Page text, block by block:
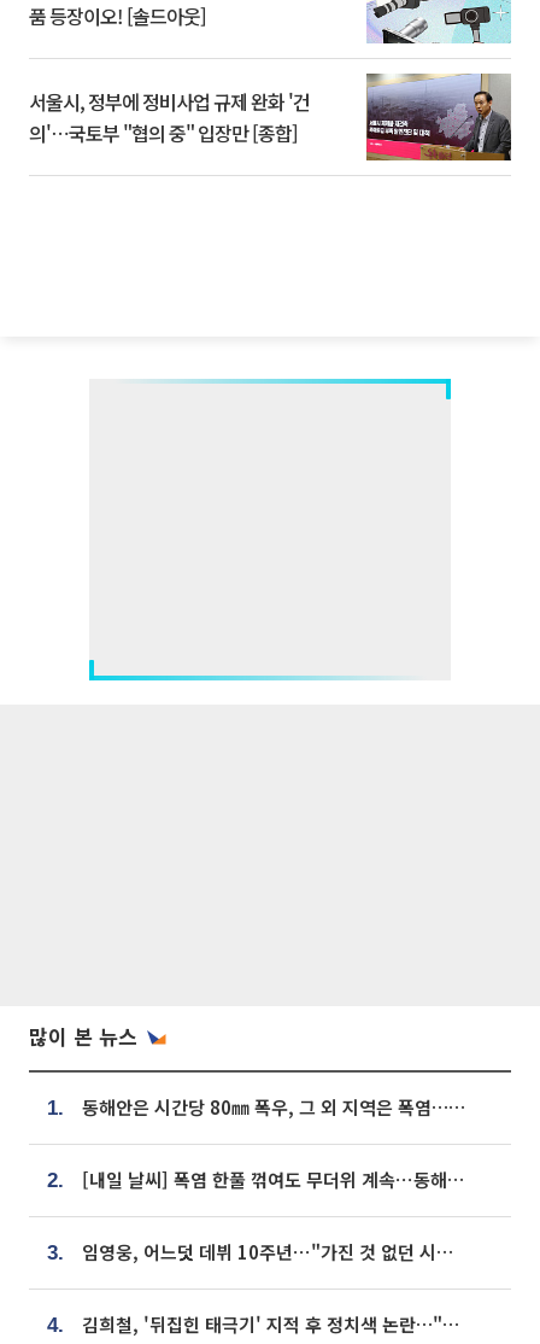
품 등장이오! [솔드아웃]
서울시, 정부에 정비사업 규제 완화 '건
의'⋯국토부 "협의 중" 입장만 [종합]
많이 본 뉴스
1. 동해안은 시간당 80㎜ 폭우, 그 외 지역은 폭염…‘극과 극 날씨’
2. [내일 날씨] 폭염 한풀 꺾여도 무더위 계속⋯동해안 이틀 연속 비
3. 임영웅, 어느덧 데뷔 10주년⋯"가진 것 없던 시절, 내 앞엔 20명의 팬뿐"
4. 김희철, '뒤집힌 태극기' 지적 후 정치색 논란…"좌우 떠나 우리나라 국기"